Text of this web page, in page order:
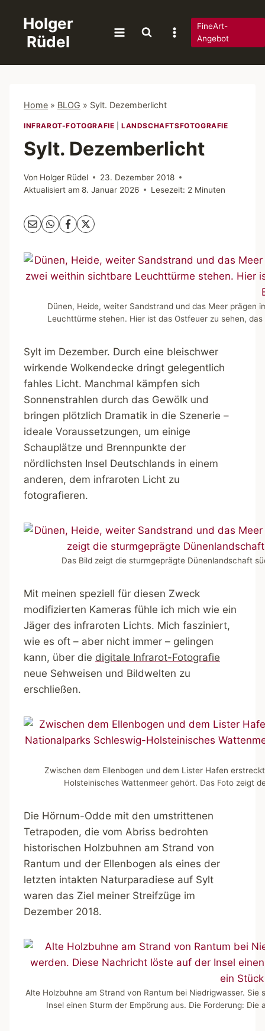
springen
Holger
Rüdel
FineArt-
Angebot
Home » BLOG » Sylt. Dezemberlicht
INFRAROT-FOTOGRAFIE |LANDSCHAFTSFOTOGRAFIE
Sylt. Dezemberlicht
Von Holger Rüdel
23. Dezember 2018
Aktualisiert am 8. Januar 2026 Lesezeit: 2 Minuten
Dünen, Heide, weiter Sandstrand und das Meer prägen
Leuchttürme stehen. Hier ist das Ostfeuer zu sehen,
Sylt im Dezember. Durch eine bleischwer
wirkende Wolkendecke dringt gelegentlich
fahles Licht. Manchmal kämpfen sich
Sonnenstrahlen durch das Gewölk und
bringen plötzlich Dramatik in die Szenerie –
ideale Voraussetzungen, um einige
Schauplätze und Brennpunkte der
nördlichsten Insel Deutschlands in einem
anderen, dem infraroten Licht zu
fotografieren.
Das Bild zeigt die sturmgeprägte Dünenlandschaft
Mit meinen speziell für diesen Zweck
modifizierten Kameras fühle ich mich wie ein
Jäger des infraroten Lichts. Mich fasziniert,
wie es oft – aber nicht immer – gelingen
kann, über die digitale Infrarot-Fotografie
neue Sehweisen und Bildwelten zu
erschließen.
Zwischen dem Ellenbogen und dem Lister Hafen
Holsteinisches Wattenmeer gehört. Das Foto zeigt
Die Hörnum-Odde mit den umstrittenen
Tetrapoden, die vom Abriss bedrohten
historischen Holzbuhnen am Strand von
Rantum und der Ellenbogen als eines der
letzten intakten Naturparadiese auf Sylt
waren das Ziel meiner Streifzüge im
Dezember 2018.
Alte Holzbuhne am Strand von Rantum bei Niedrigwasser.
Insel einen Sturm der Empörung aus. Die Forderung: